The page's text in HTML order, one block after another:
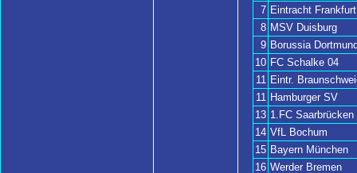
7 Eintracht Frankfurt
8 MSV Duisburg
9 Borussia
10 FC Schalke 04
11 Eintr.
11 Hamburger SV
13 1.FC Saarbrücken
14 VfL Bochum
15 Bayern München
16 Werder Bremen